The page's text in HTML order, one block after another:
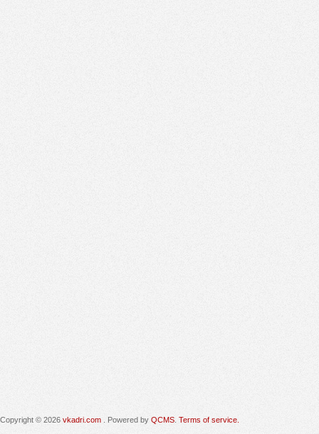
Copyright © 2026 vkadri.com . Powered by QCMS Terms of service.